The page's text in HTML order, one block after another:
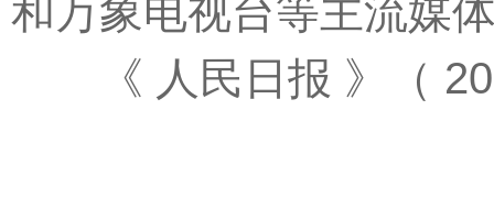
和万象电视台等主流媒
《 人民日报 》（